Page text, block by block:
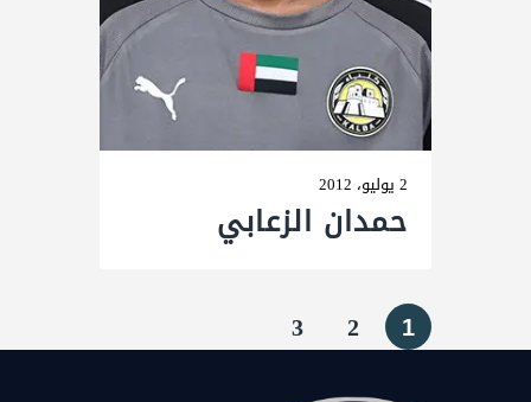
2 يوليو، 2012
حمدان الزعابي
1
2
3